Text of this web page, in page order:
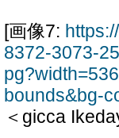
[画像7:
8372-3073-
bounds&bg-
＜gicca